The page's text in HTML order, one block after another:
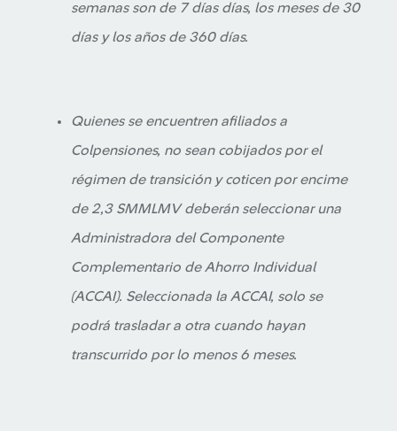
semanas son de 7 días días, los meses de 30
días y los años de 360 días.
Quienes se encuentren afiliados a
Colpensiones, no sean cobijados por el
régimen de transición y coticen por encime
de 2,3 SMMLMV deberán seleccionar una
Administradora del Componente
Complementario de Ahorro Individual
(ACCAI). Seleccionada la ACCAI, solo se
podrá trasladar a otra cuando hayan
transcurrido por lo menos 6 meses.